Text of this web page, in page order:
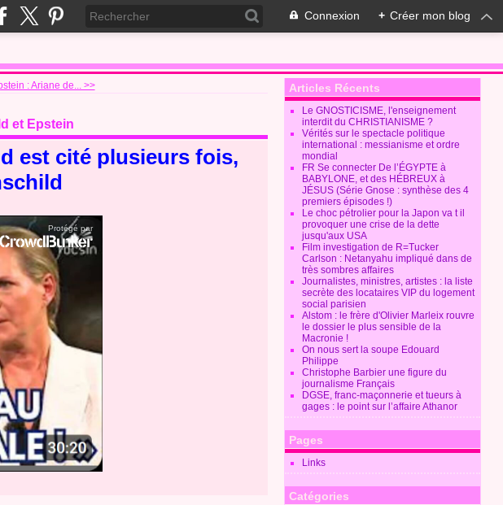
Connexion + Créer mon blog
: Ariane de... >>
et Epstein
est cité plusieurs fois,
Articles Récents
Le GNOSTICISME, l'enseignement
interdit du CHRISTIANISME ?
Vérités sur le spectacle politique
international : messianisme et ordre
mondial
FR Se connecter De l’ÉGYPTE à
BABYLONE, et des HÉBREUX à
JÉSUS (Série Gnose : synthèse des 4
premiers épisodes !)
Le choc pétrolier pour la Japon va t il
provoquer une crise de la dette
jusqu'aux USA
Film investigation de R=Tucker
Carlson : Netanyahu impliqué dans de
très sombres affaires
Journalistes, ministres, artistes : la liste
secrète des locataires VIP du logement
social parisien
Alstom : le frère d'Olivier Marleix rouvre
le dossier le plus sensible de la
Macronie !
On nous sert la soupe Edouard
Philippe
Christophe Barbier une figure du
journalisme Français
DGSE, franc-maçonnerie et tueurs à
gages : le point sur l’affaire Athanor
Pages
Links
Catégories